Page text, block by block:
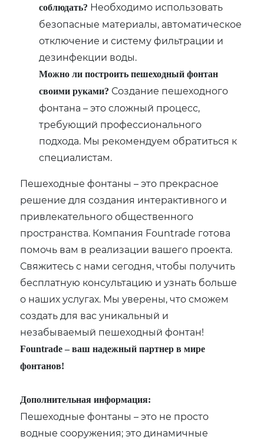
соблюдать? Необходимо использовать
безопасные материалы, автоматическое
отключение и систему фильтрации и
дезинфекции воды.
Можно ли построить пешеходный фонтан
своими руками? Создание пешеходного
фонтана – это сложный процесс,
требующий профессионального
подхода. Мы рекомендуем обратиться к
специалистам.
Пешеходные фонтаны – это прекрасное
решение для создания интерактивного и
привлекательного общественного
пространства. Компания Fountrade готова
помочь вам в реализации вашего проекта.
Свяжитесь с нами сегодня, чтобы получить
бесплатную консультацию и узнать больше
о наших услугах. Мы уверены, что сможем
создать для вас уникальный и
незабываемый пешеходный фонтан!
Fountrade – ваш надежный партнер в мире
фонтанов!
Дополнительная информация:
Пешеходные фонтаны – это не просто
водные сооружения; это динамичные